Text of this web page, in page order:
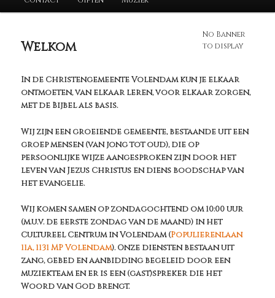
Welkom
In de Christengemeente Volendam kun je elkaar
ontmoeten, van elkaar leren, voor elkaar zorgen,
met de Bijbel als basis.
Wij zijn een groeiende gemeente, bestaande uit een
groep mensen (van jong tot oud), die op
persoonlijke wijze aangesproken zijn door het
leven van Jezus Christus en diens boodschap van
het evangelie.
Wij komen samen op zondagochtend om 10:00 uur
(m.u.v. de eerste zondag van de maand) in het
Cultureel Centrum in Volendam (Populierenlaan
11a, 1131 MP Volendam). Onze diensten bestaan uit
zang, gebed en aanbidding begeleid door een
muziekteam en er is een (gast)spreker die het
Woord van God brengt.
No Banner
to display